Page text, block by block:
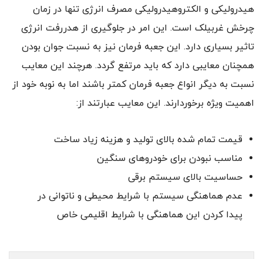
هیدرولیکی و الکتروهیدرولیکی مصرف انرژی تنها در زمان
چرخش غربیلک است. این امر در جلوگیری از هدررفت انرژی
تاثیر بسیاری دارد. این جعبه فرمان نیز به نسبت جوان بودن
همچنان معایبی دارد که باید مرتفع گردد. هرچند این معایب
نسبت به دیگر انواع جعبه فرمان کمتر باشند اما به نوبه‌ خود از
اهمیت ویژه برخوردارند. این معایب عبارتند از:
قیمت تمام شده بالای تولید و هزینه‌ زیاد ساخت
مناسب نبودن برای خودروهای سنگین
حساسیت بالای سیستم برقی
عدم هماهنگی سیستم با شرایط محیطی و ناتوانی در
پیدا کردن این هماهنگی با شرایط اقلیمی خاص